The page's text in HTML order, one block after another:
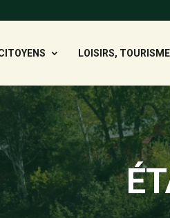
LOISIRS,